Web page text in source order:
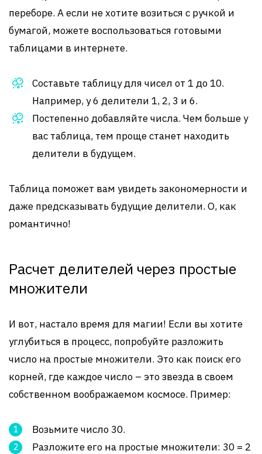
переборе. А если не хотите возиться с ручкой и
бумагой, можете воспользоваться готовыми
таблицами в интернете.
Составьте таблицу для чисел от 1 до 10.
Например, у 6 делители 1, 2, 3 и 6.
Постепенно добавляйте числа. Чем больше у
вас таблица, тем проще станет находить
делители в будущем.
Таблица поможет вам увидеть закономерности и
даже предсказывать будущие делители. О, как
романтично!
Расчет делителей через простые
множители
И вот, настало время для магии! Если вы хотите
углубиться в процесс, попробуйте разложить
число на простые множители. Это как поиск его
корней, где каждое число – это звезда в своем
собственном воображаемом космосе. Пример:
Возьмите число 30.
Разложите его на простые множители: 30 = 2